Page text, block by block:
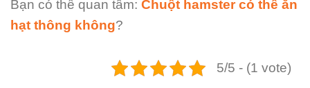
Bạn có thể quan tâm: Chuột hamster có thể ăn
hạt thông không?
5/5 - (1 vote)